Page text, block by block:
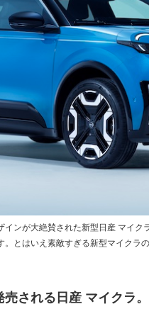
ンが大絶賛された新型日産 マイク
とはいえ素敵すぎる新型マイクラ
される日産 マイクラ